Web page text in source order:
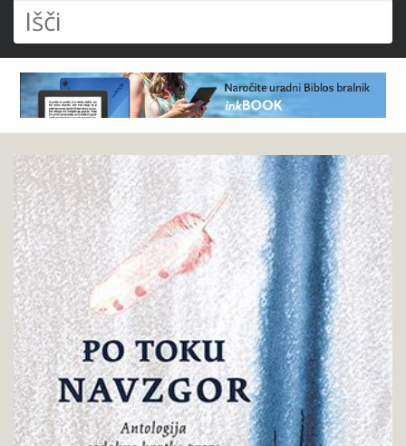
Išči
Več
avtorjev
Po
toku
navzgor
Pokukaj
v
knjigo